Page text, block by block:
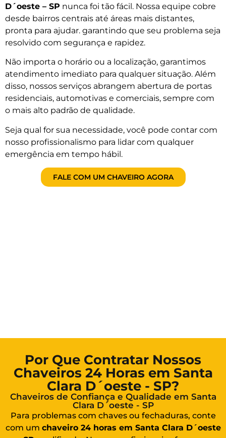
D´oeste – SP nunca foi tão fácil. Nossa equipe cobre
desde bairros centrais até áreas mais distantes,
pronta para ajudar. garantindo que seu problema seja
resolvido com segurança e rapidez.
Não importa o horário ou a localização, garantimos
atendimento imediato para qualquer situação. Além
disso, nossos serviços abrangem abertura de portas
residenciais, automotivas e comerciais, sempre com
o mais alto padrão de qualidade.
Seja qual for sua necessidade, você pode contar com
nosso profissionalismo para lidar com qualquer
emergência em tempo hábil.
FALE COM UM CHAVEIRO AGORA
Por Que Contratar Nossos
Chaveiros 24 Horas em Santa
Clara D´oeste - SP?
Chaveiros de Confiança e Qualidade em Santa
Clara D´oeste - SP
Para problemas com chaves ou fechaduras, conte
com um chaveiro 24 horas em Santa Clara D´oeste